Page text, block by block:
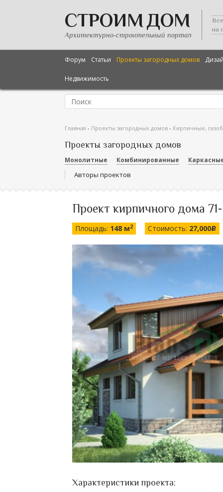
СТРОИМ ДОМ
Архитектурно-строительный портал
на
Форум Статьи Проекты загородных домов
Недвижимость
Главная - Проекты загородных домов - Кирпичные,
Проекты загородных домов
Монолитные Комбинированные
Авторы проектов
Проект кирпичного дома 71-
Площадь: 148 м2 Стоимость: 27,000c
Характеристики проекта: